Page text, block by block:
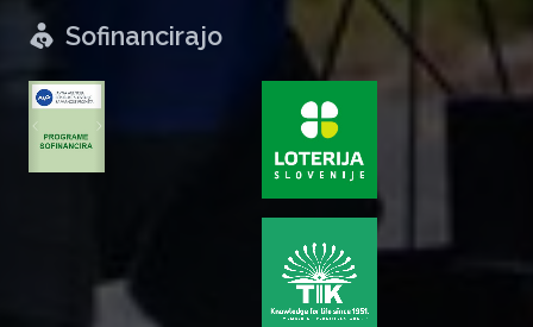
zurück
Sofinancirajo